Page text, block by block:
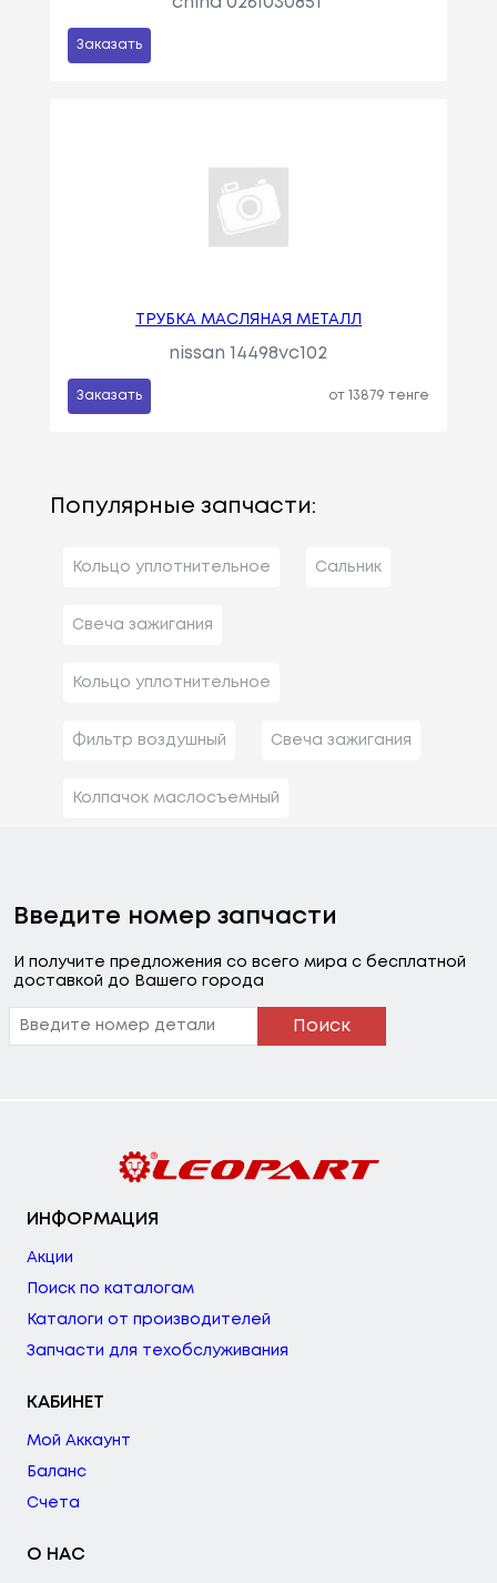
Заказать
ТРУБКА МАСЛЯНАЯ МЕТАЛЛ
nissan 14498vc102
Заказать от 13879 тенге
Популярные запчасти:
Кольцо уплотнительное Сальник
Свеча зажигания
Кольцо уплотнительное
Фильтр воздушный Свеча зажигания
Колпачок маслосъемный
Введите номер запчасти
И получите предложения со всего мира с бесплатной
доставкой до Вашего города
Поиск
ИНФОРМАЦИЯ
Акции
Поиск по каталогам
Каталоги от производителей
Запчасти для техобслуживания
КАБИНЕТ
Мой Аккаунт
Баланс
Счета
О НАС